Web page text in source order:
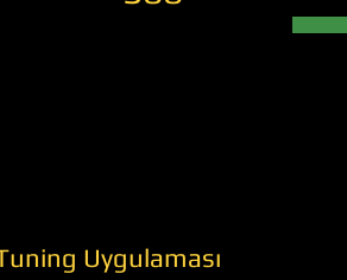
Uygulaması